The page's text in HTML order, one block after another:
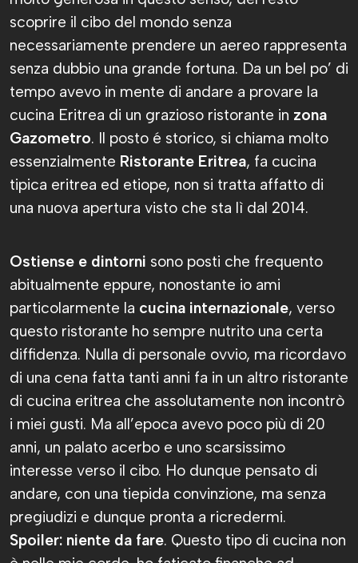
scoprire il cibo del mondo senza
necessariamente prendere un aereo rappresenta
senza dubbio una grande fortuna. Da un bel po’ di
tempo avevo in mente di andare a provare la
cucina Eritrea di un grazioso ristorante in zona
Gazometro. Il posto é storico, si chiama molto
essenzialmente Ristorante Eritrea, fa cucina
tipica eritrea ed etiope, non si tratta affatto di
una nuova apertura visto che sta lì dal 2014.
Ostiense e dintorni sono posti che frequento
abitualmente eppure, nonostante io ami
particolarmente la cucina internazionale, verso
questo ristorante ho sempre nutrito una certa
diffidenza. Nulla di personale ovvio, ma ricordavo
di una cena fatta tanti anni fa in un altro ristorante
di cucina eritrea che assolutamente non incontrò
i miei gusti. Ma all’epoca avevo poco più di 20
anni, un palato acerbo e uno scarsissimo
interesse verso il cibo. Ho dunque pensato di
andare, con una tiepida convinzione, ma senza
pregiudizi e dunque pronta a ricredermi.
Spoiler: niente da fare. Questo tipo di cucina non